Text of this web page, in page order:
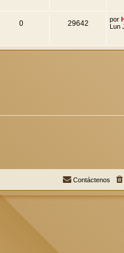
0 29642 por
Lun
Contáctenos